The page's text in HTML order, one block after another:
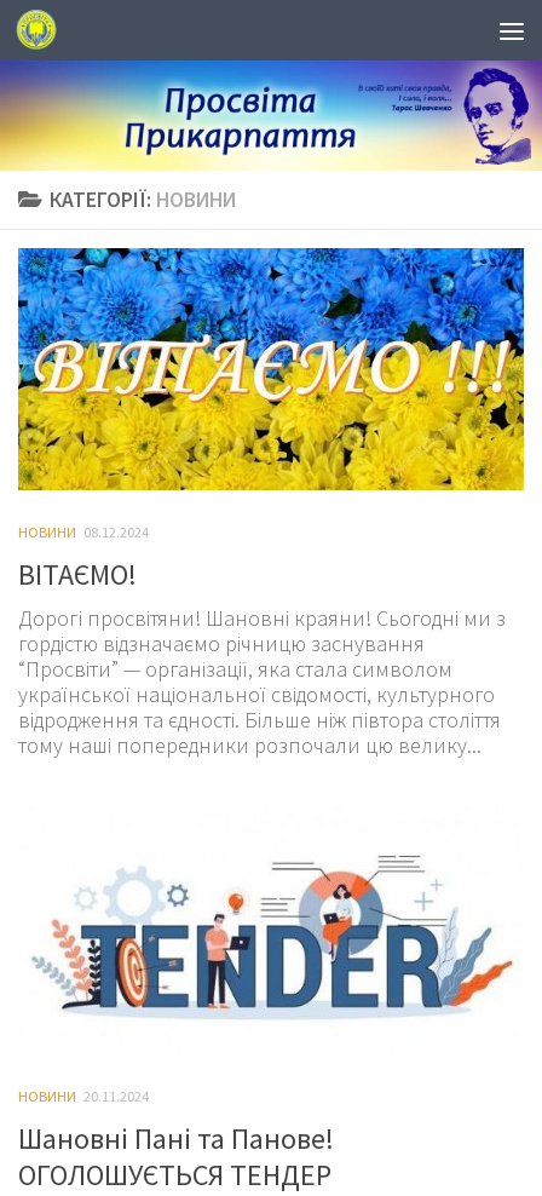
КАТЕГОРІЇ: НОВИНИ
НОВИНИ 08.12.2024
ВІТАЄМО!
Дорогі просвітяни! Шановні краяни! Сьогодні ми з
гордістю відзначаємо річницю заснування
“Просвіти” — організації, яка стала символом
української національної свідомості, культурного
відродження та єдності. Більше ніж півтора століття
тому наші попередники розпочали цю велику...
НОВИНИ 20.11.2024
Шановні Пані та Панове!
ОГОЛОШУЄТЬСЯ ТЕНДЕР